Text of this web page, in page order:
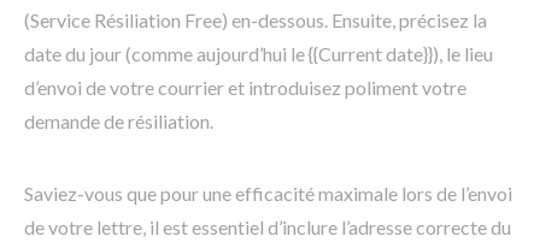
(Service Résiliation Free) en-dessous. Ensuite, précisez la
date du jour (comme aujourd’hui le {{Current date}}), le lieu
d’envoi de votre courrier et introduisez poliment votre
demande de résiliation.
Saviez-vous que pour une efficacité maximale lors de l’envoi
de votre lettre, il est essentiel d’inclure l’adresse correcte du